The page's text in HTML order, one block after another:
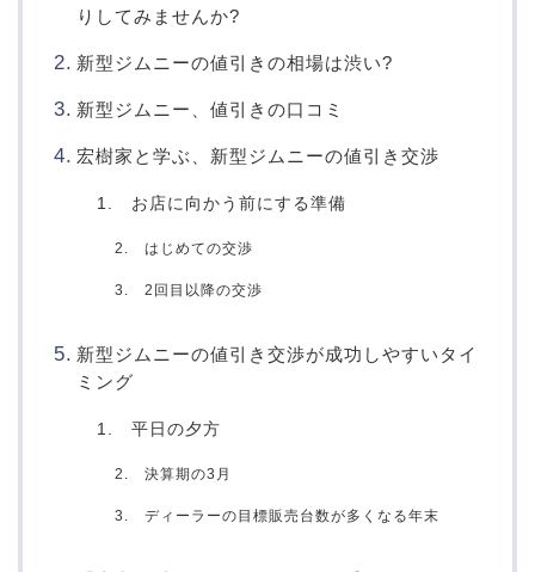
りしてみませんか?
新型ジムニーの値引きの相場は渋い?
新型ジムニー、値引きの口コミ
宏樹家と学ぶ、新型ジムニーの値引き交渉
1. お店に向かう前にする準備
2. はじめての交渉
3. 2回目以降の交渉
新型ジムニーの値引き交渉が成功しやすいタイ
ミング
1. 平日の夕方
2. 決算期の3月
3. ディーラーの目標販売台数が多くなる年末